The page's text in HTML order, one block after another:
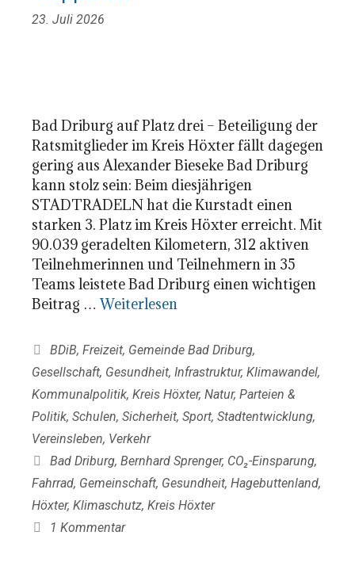
23. Juli 2026
Bad Driburg auf Platz drei – Beteiligung der
Ratsmitglieder im Kreis Höxter fällt dagegen
gering aus Alexander Bieseke Bad Driburg
kann stolz sein: Beim diesjährigen
STADTRADELN hat die Kurstadt einen
starken 3. Platz im Kreis Höxter erreicht. Mit
90.039 geradelten Kilometern, 312 aktiven
Teilnehmerinnen und Teilnehmern in 35
Teams leistete Bad Driburg einen wichtigen
Beitrag …Weiterlesen
Kategorien
BDiB, Freizeit, Gemeinde Bad Driburg,
Gesellschaft, Gesundheit, Infrastruktur, Klimawandel,
Kommunalpolitik, Kreis Höxter, Natur, Parteien &
Politik, Schulen, Sicherheit, Sport, Stadtentwicklung,
Vereinsleben, Verkehr
Schlagwörter
Bad Driburg, Bernhard Sprenger, CO₂-Einsparung,
Fahrrad, Gemeinschaft, Gesundheit, Hagebuttenland,
Höxter, Klimaschutz, Kreis Höxter
1 Kommentar